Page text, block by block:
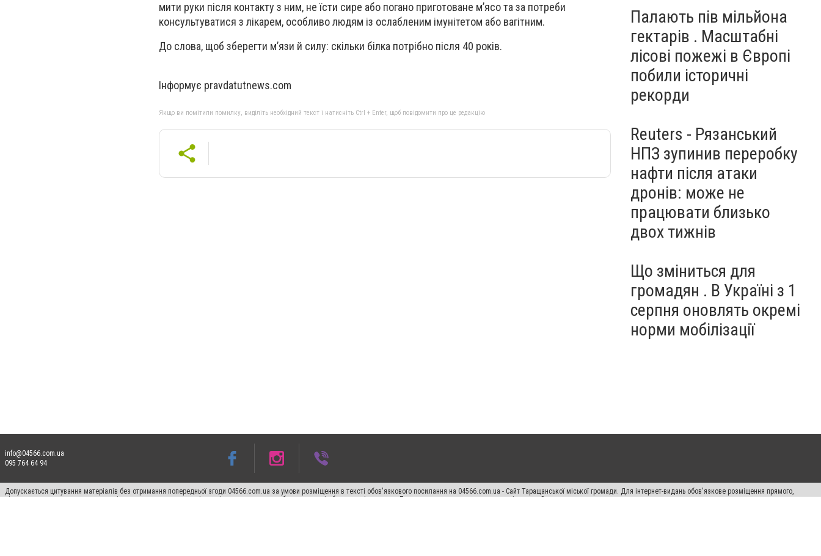
мити руки після контакту з ним, не їсти сире або погано приготоване м’ясо та за потреби
консультуватися з лікарем, особливо людям із ослабленим імунітетом або вагітним.
До слова, щоб зберегти м’язи й силу: скільки білка потрібно після 40 років.
Інформує pravdatutnews.com
Якщо ви помітили помилку, виділіть необхідний текст і натисніть Ctrl + Enter, щоб повідомити про це редакцію
Палають пів мільйона
гектарів . Масштабні
лісові пожежі в Європі
побили історичні
рекорди
Reuters - Рязанський
НПЗ зупинив переробку
нафти після атаки
дронів: може не
працювати близько
двох тижнів
Що зміниться для
громадян . В Україні з 1
серпня оновлять окремі
норми мобілізації
info@04566.com.ua
095 764 64 94
Допускається цитування матеріалів без отримання попередньої згоди 04566.com.ua за умови розміщення в тексті обов'язкового посилання на 04566.com.ua - Cайт Таращанської міської громади. Для інтернет-видань обов'язкове розміщення прямого,
відкритого для пошукових систем гіперпосилання на цитовані статті не нижче другого абзацу в тексті або в якості джерела. Порушення виняткових прав переслідується Законом.